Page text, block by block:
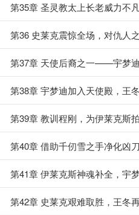
第35章 圣灵教太上长老威力不
第36 史莱克震惊全场，对仇人
第37章 天使后裔之一——宇梦
第38章 宇梦迪加入天使殿，王
卖会
第39章 教训程刚，为伊莱克斯
第40章 借助千仞雪之手净化凶
第41章 伊莱克斯神魂补全，宇
敌
第42章 史莱克艰难取胜，王冬